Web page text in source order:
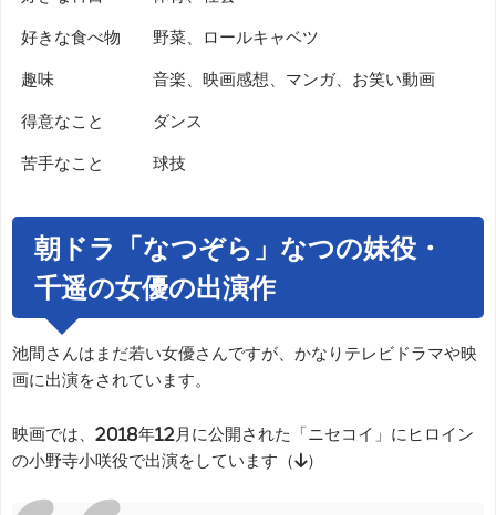
好きな食べ物 野菜、ロールキャベツ
趣味 音楽、映画感想、マンガ、お笑い動画
得意なこと ダンス
苦手なこと 球技
朝ドラ「なつぞら」なつの妹役・
千遥の女優の出演作
池間さんはまだ若い女優さんですが、かなりテレビドラマや映
画に出演をされています。
映画では、2018年12月に公開された「ニセコイ」にヒロイン
の小野寺小咲役で出演をしています（↓）